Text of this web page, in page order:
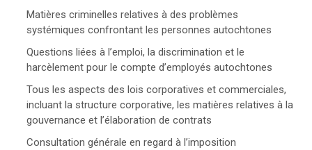
Matières criminelles relatives à des problèmes
systémiques confrontant les personnes autochtones
Questions liées à l’emploi, la discrimination et le
harcèlement pour le compte d’employés autochtones
Tous les aspects des lois corporatives et commerciales,
incluant la structure corporative, les matières relatives à la
gouvernance et l’élaboration de contrats
Consultation générale en regard à l’imposition